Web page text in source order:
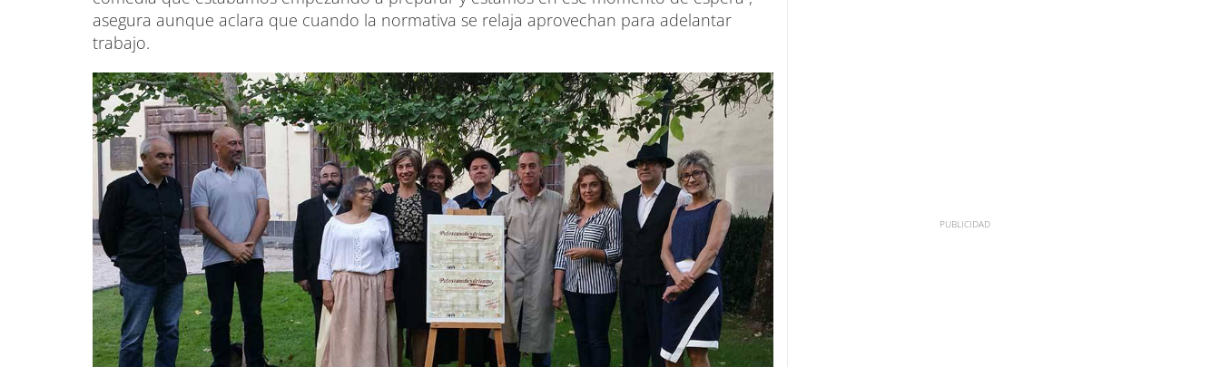
asegura aunque aclara que cuando la normativa se relaja aprovechan para adelantar
trabajo.